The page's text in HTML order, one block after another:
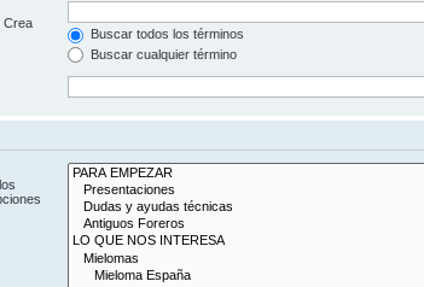
Crea
Buscar todos los términos
Buscar cualquier término